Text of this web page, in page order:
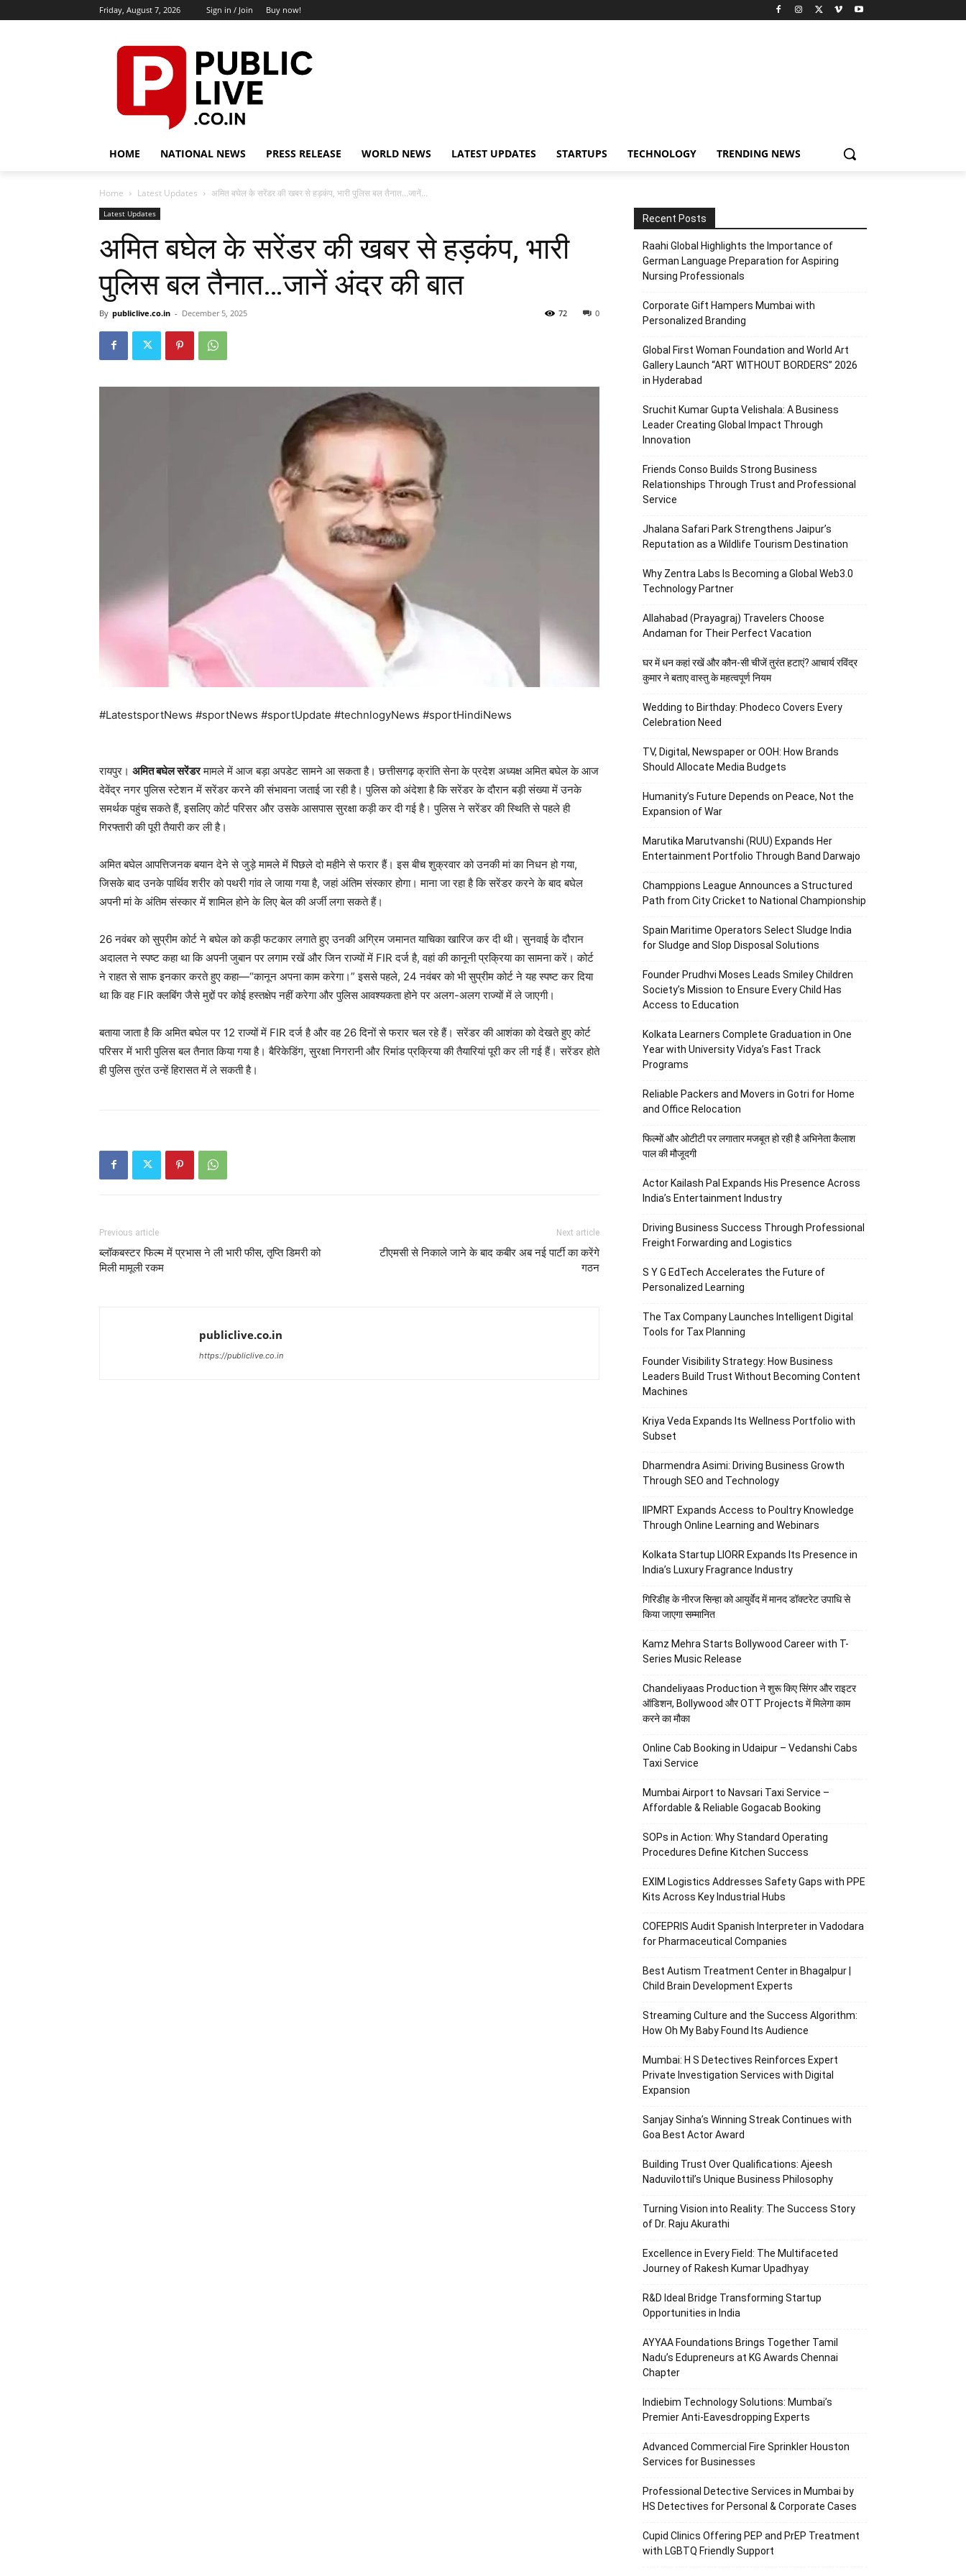
Friday, August 7, 2026 Sign in / Join Buy now!
HOME NATIONAL NEWS PRESS RELEASE WORLD NEWS LATEST UPDATES STARTUPS TECHNOLOGY TRENDING NEWS
Home Latest Updates अमित बघेल के सरेंडर की खबर से हड़कंप, भारी पुलिस बल तैनात…जानें...
Latest Updates
अमित बघेल के सरेंडर की खबर से हड़कंप, भारी
पुलिस बल तैनात…जानें अंदर की बात
By publiclive.co.in - December 5, 2025 0
72
#LatestsportNews #sportNews #sportUpdate #technlogyNews #sportHindiNews
रायपुर। अमित बघेल सरेंडरमामले में आज बड़ा अपडेट सामने आ सकता है। छत्तीसगढ़ क्रांति सेना के प्रदेश अध्यक्ष अमित बघेल के आज
देवेंद्र नगर पुलिस स्टेशन में सरेंडर करने की संभावना जताई जा रही है। पुलिस को अंदेशा है कि सरेंडर के दौरान बड़ी संख्या में उनके
समर्थक पहुंच सकते हैं, इसलिए कोर्ट परिसर और उसके आसपास सुरक्षा कड़ी कर दी गई है। पुलिस ने सरेंडर की स्थिति से पहले ही
गिरफ्तारी की पूरी तैयारी कर ली है।
अमित बघेल आपत्तिजनक बयान देने से जुड़े मामले में पिछले दो महीने से फरार हैं। इस बीच शुक्रवार को उनकी मां का निधन हो गया,
जिसके बाद उनके पार्थिव शरीर को पथरी गांव ले जाया गया है, जहां अंतिम संस्कार होगा। माना जा रहा है कि सरेंडर करने के बाद बघेल
अपनी मां के अंतिम संस्कार में शामिल होने के लिए बेल की अर्जी लगा सकते हैं।
26 नवंबर को सुप्रीम कोर्ट ने बघेल को कड़ी फटकार लगाते हुए उनकी अग्रिम जमानत याचिका खारिज कर दी थी। सुनवाई के दौरान
अदालत ने स्पष्ट कहा था कि अपनी जुबान पर लगाम रखें और जिन राज्यों में FIR दर्ज है, वहां की कानूनी प्रक्रिया का सामना करें। कोर्ट
ने राहत से साफ इनकार करते हुए कहा—“कानून अपना काम करेगा।” इससे पहले, 24 नवंबर को भी सुप्रीम कोर्ट ने यह स्पष्ट कर दिया
था कि वह FIR क्लबिंग जैसे मुद्दों पर कोई हस्तक्षेप नहीं करेगा और पुलिस आवश्यकता होने पर अलग-अलग राज्यों में ले जाएगी।
बताया जाता है कि अमित बघेल पर 12 राज्यों में FIR दर्ज है और वह 26 दिनों से फरार चल रहे हैं। सरेंडर की आशंका को देखते हुए कोर्ट
परिसर में भारी पुलिस बल तैनात किया गया है। बैरिकेडिंग, सुरक्षा निगरानी और रिमांड प्रक्रिया की तैयारियां पूरी कर ली गई हैं। सरेंडर होते
ही पुलिस तुरंत उन्हें हिरासत में ले सकती है।
Previous article
ब्लॉकबस्टर फिल्म में प्रभास ने ली भारी फीस, तृप्ति डिमरी को
मिली मामूली रकम
Next article
टीएमसी से निकाले जाने के बाद कबीर अब नई पार्टी का करेंगे
गठन
publiclive.co.in
https://publiclive.co.in
Recent Posts
Raahi Global Highlights the Importance of
German Language Preparation for Aspiring
Nursing Professionals
Corporate Gift Hampers Mumbai with
Personalized Branding
Global First Woman Foundation and World Art
Gallery Launch “ART WITHOUT BORDERS” 2026
in Hyderabad
Sruchit Kumar Gupta Velishala: A Business
Leader Creating Global Impact Through
Innovation
Friends Conso Builds Strong Business
Relationships Through Trust and Professional
Service
Jhalana Safari Park Strengthens Jaipur’s
Reputation as a Wildlife Tourism Destination
Why Zentra Labs Is Becoming a Global Web3.0
Technology Partner
Allahabad (Prayagraj) Travelers Choose
Andaman for Their Perfect Vacation
घर में धन कहां रखें और कौन-सी चीजें तुरंत हटाएं? आचार्य रविंद्र
कुमार ने बताए वास्तु के महत्वपूर्ण नियम
Wedding to Birthday: Phodeco Covers Every
Celebration Need
TV, Digital, Newspaper or OOH: How Brands
Should Allocate Media Budgets
Humanity’s Future Depends on Peace, Not the
Expansion of War
Marutika Marutvanshi (RUU) Expands Her
Entertainment Portfolio Through Band Darwajo
Champpions League Announces a Structured
Path from City Cricket to National Championship
Spain Maritime Operators Select Sludge India
for Sludge and Slop Disposal Solutions
Founder Prudhvi Moses Leads Smiley Children
Society’s Mission to Ensure Every Child Has
Access to Education
Kolkata Learners Complete Graduation in One
Year with University Vidya’s Fast Track
Programs
Reliable Packers and Movers in Gotri for Home
and Office Relocation
फिल्मों और ओटीटी पर लगातार मजबूत हो रही है अभिनेता कैलाश
पाल की मौजूदगी
Actor Kailash Pal Expands His Presence Across
India’s Entertainment Industry
Driving Business Success Through Professional
Freight Forwarding and Logistics
S Y G EdTech Accelerates the Future of
Personalized Learning
The Tax Company Launches Intelligent Digital
Tools for Tax Planning
Founder Visibility Strategy: How Business
Leaders Build Trust Without Becoming Content
Machines
Kriya Veda Expands Its Wellness Portfolio with
Subset
Dharmendra Asimi: Driving Business Growth
Through SEO and Technology
IIPMRT Expands Access to Poultry Knowledge
Through Online Learning and Webinars
Kolkata Startup LIORR Expands Its Presence in
India’s Luxury Fragrance Industry
गिरिडीह के नीरज सिन्हा को आयुर्वेद में मानद डॉक्टरेट उपाधि से
किया जाएगा सम्मानित
Kamz Mehra Starts Bollywood Career with T-
Series Music Release
Chandeliyaas Production ने शुरू किए सिंगर और राइटर
ऑडिशन, Bollywood और OTT Projects में मिलेगा काम
करने का मौका
Online Cab Booking in Udaipur – Vedanshi Cabs
Taxi Service
Mumbai Airport to Navsari Taxi Service –
Affordable & Reliable Gogacab Booking
SOPs in Action: Why Standard Operating
Procedures Define Kitchen Success
EXIM Logistics Addresses Safety Gaps with PPE
Kits Across Key Industrial Hubs
COFEPRIS Audit Spanish Interpreter in Vadodara
for Pharmaceutical Companies
Best Autism Treatment Center in Bhagalpur |
Child Brain Development Experts
Streaming Culture and the Success Algorithm:
How Oh My Baby Found Its Audience
Mumbai: H S Detectives Reinforces Expert
Private Investigation Services with Digital
Expansion
Sanjay Sinha’s Winning Streak Continues with
Goa Best Actor Award
Building Trust Over Qualifications: Ajeesh
Naduvilottil’s Unique Business Philosophy
Turning Vision into Reality: The Success Story
of Dr. Raju Akurathi
Excellence in Every Field: The Multifaceted
Journey of Rakesh Kumar Upadhyay
R&D Ideal Bridge Transforming Startup
Opportunities in India
AYYAA Foundations Brings Together Tamil
Nadu’s Edupreneurs at KG Awards Chennai
Chapter
Indiebim Technology Solutions: Mumbai’s
Premier Anti-Eavesdropping Experts
Advanced Commercial Fire Sprinkler Houston
Services for Businesses
Professional Detective Services in Mumbai by
HS Detectives for Personal & Corporate Cases
Cupid Clinics Offering PEP and PrEP Treatment
with LGBTQ Friendly Support